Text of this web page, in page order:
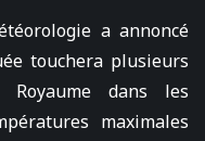
a annoncé
touchera plusieurs
dans les
maximales